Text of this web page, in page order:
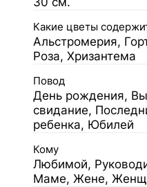
Какие цветы
Альстромерия,
Роза, Хризантема
Повод
День рождения,
свидание,
ребенка, Юбилей
Кому
Любимой,
Маме, Жене,